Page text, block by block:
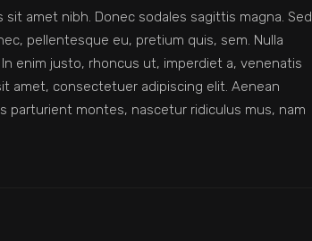
amet nibh. Donec sodales sagittis magna. Sed
pellentesque eu, pretium quis, sem. Nulla
enim justo, rhoncus ut, imperdiet a, venenatis
amet, consectetuer adipiscing elit. Aenean
parturient montes, nascetur ridiculus mus, nam